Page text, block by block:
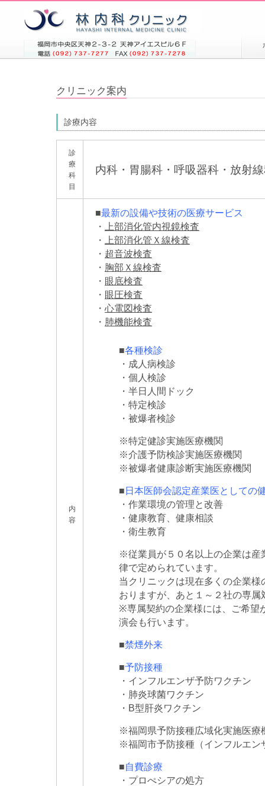
クリニック案内
診療内容
診
療
科
目
内科・胃腸科・呼吸器科・放射
内
容
■最新の設備や技術の医療サービス
・
上部消化管内視鏡検査
・
上部消化管Ｘ線検査
・ 超音波検査
・ 胸部Ｘ線検査
・ 眼底検査
・ 眼圧検査
・ 心電図検査
・ 肺機能検査
■各種検診
・成人病検診
・個人検診
・半日人間ドック
・特定検診
・被爆者検診
※特定健診実施医療機関
※介護予防検診実施医療機関
※被爆者健康診断実施医療機関
■日本医師会認定産業医としての
・作業環境の管理と改善
・健康教育、健康相談
・衛生教育
※従業員が５０名以上の企業は産
律で定められています。
当クリニックは現在多くの企業
おりますが、あと１～２社の専属
※専属契約の企業様には、ご希望
演会も行います。
■禁煙外来
■予防接種
・インフルエンザ予防ワクチン
・肺炎球菌ワクチン
・B型肝炎ワクチン
※福岡県予防接種広域化実施医療
※福岡市予防接種（インフルエン
■自費診療
・プロぺシアの処方